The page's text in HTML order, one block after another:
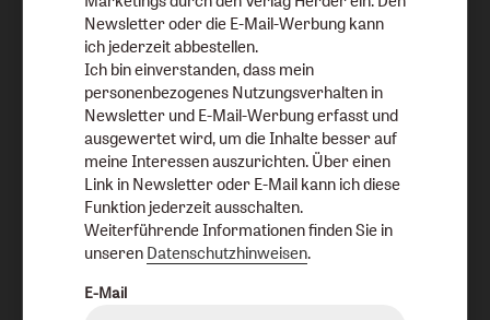
Newsletter oder die E-Mail-Werbung kann
ich jederzeit abbestellen.
Ich bin einverstanden, dass mein
personenbezogenes Nutzungsverhalten in
Newsletter und E-Mail-Werbung erfasst und
ausgewertet wird, um die Inhalte besser auf
meine Interessen auszurichten. Über einen
Link in Newsletter oder E-Mail kann ich diese
Funktion jederzeit ausschalten.
Weiterführende Informationen finden Sie in
unseren Datenschutzhinweisen.
E-Mail